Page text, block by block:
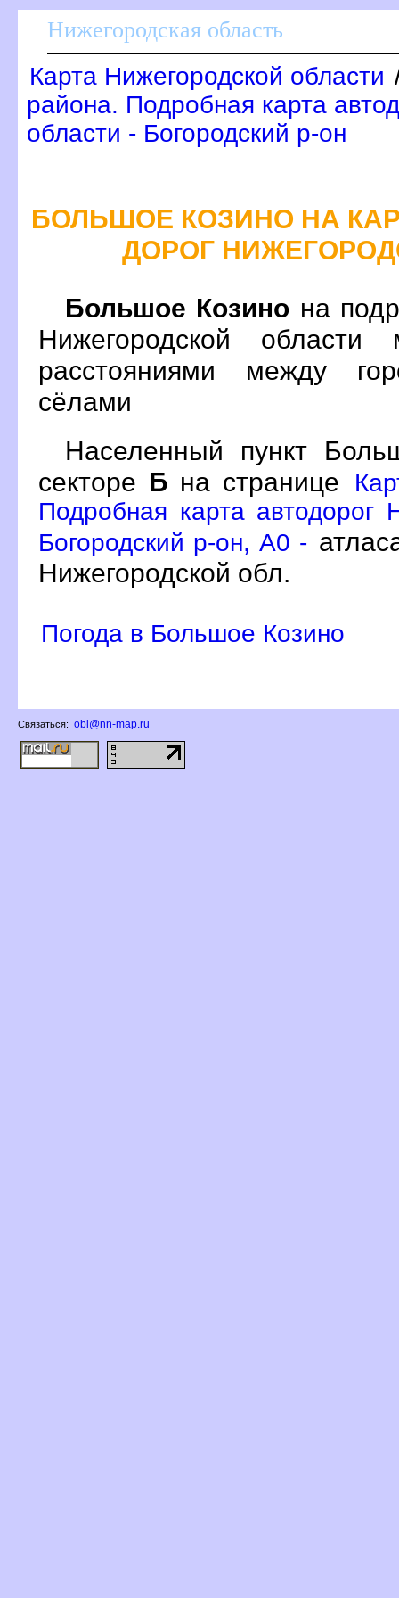
Нижегородская область
Карта Нижегородской области
района. Подробная карта
области - Богородский р-он
БОЛЬШОЕ КОЗИНО НА
ДОРОГ
Большое Козино на
Нижегородской
расстояниями между
сёлами
Населенный пункт
секторе Б на странице
Подробная карта автодорог
Богородский р-он, A0 -
Нижегородской обл.
Погода в Большое Козино
Связаться: obl@nn-map.ru